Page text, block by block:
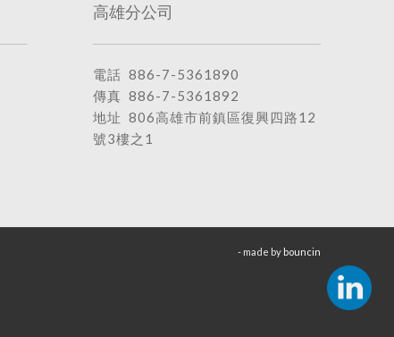
高雄分公司
電話 886-7-5361890
傳真 886-7-5361892
地址 806高雄市前鎮區復興四路12
號3樓之1
- made by bouncin